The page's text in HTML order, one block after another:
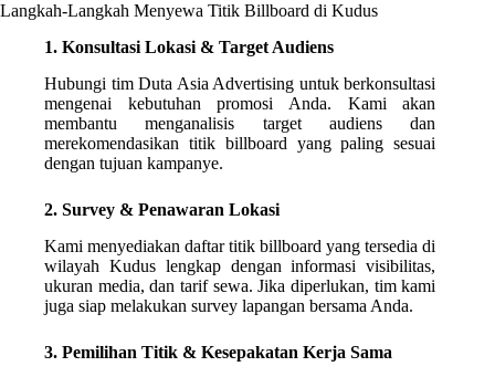
Langkah-Langkah Menyewa Titik Billboard di Kudus
1. Konsultasi Lokasi & Target Audiens
Hubungi tim Duta Asia Advertising untuk berkonsultasi
mengenai kebutuhan promosi Anda. Kami akan
membantu menganalisis target audiens dan
merekomendasikan titik billboard yang paling sesuai
dengan tujuan kampanye.
2. Survey & Penawaran Lokasi
Kami menyediakan daftar titik billboard yang tersedia di
wilayah Kudus lengkap dengan informasi visibilitas,
ukuran media, dan tarif sewa. Jika diperlukan, tim kami
juga siap melakukan survey lapangan bersama Anda.
3. Pemilihan Titik & Kesepakatan Kerja Sama